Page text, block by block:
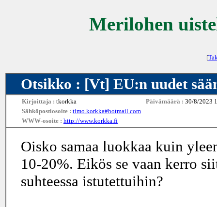
Merilohen
[
Otsikko : [Vt] EU:n uudet
Kirjoittaja : tkorkka Päivämäärä : 30/8/2023
Sähköpostiosoite : timo.korkka#hotmail.com
WWW-osoite : http://www.korkka.fi
Oisko samaa luokkaa kuin
10-20%. Eikös se vaan kerro
suhteessa istutettuihin?